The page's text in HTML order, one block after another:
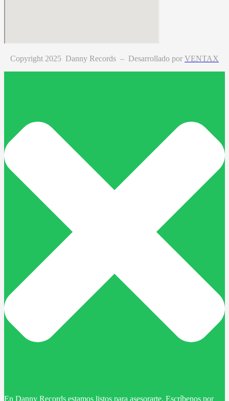
Copyright 2025 Danny Records – Desarrollado por VENTAX
En Danny Records estamos listos para asesorarte. Escríbenos por